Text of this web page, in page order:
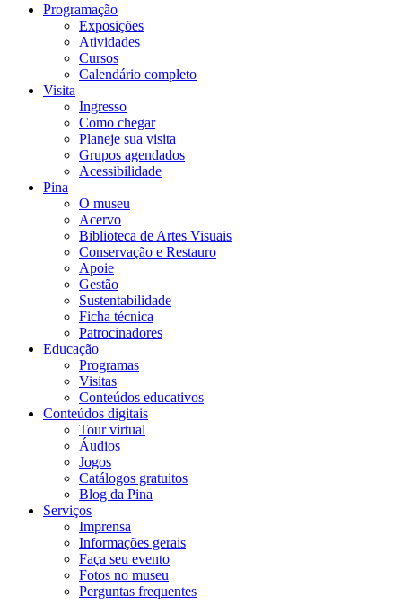
Programação
Exposições
Atividades
Cursos
Calendário completo
Visita
Ingresso
Como chegar
Planeje sua visita
Grupos agendados
Acessibilidade
Pina
O museu
Acervo
Biblioteca de Artes Visuais
Conservação e Restauro
Apoie
Gestão
Sustentabilidade
Ficha técnica
Patrocinadores
Educação
Programas
Visitas
Conteúdos educativos​
Conteúdos digitais
Tour virtual
Áudios
Jogos
Catálogos gratuitos
Blog da Pina
Serviços
Imprensa
Informações gerais
Faça seu evento
Fotos no museu
Perguntas frequentes